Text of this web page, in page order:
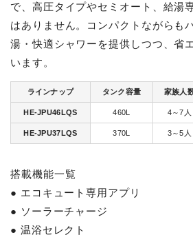
で、高圧タイプやセミオート、給湯
はありません。コンパクトながらも
湯・快適シャワーを提供しつつ、省
います。
ラインナップ タンク容量 家族人
HE-JPU46LQS 460L 4～7人
HE-JPU37LQS 370L 3～5人
搭載機能一覧
● エコキュート専用アプリ
● ソーラーチャージ
● 温浴セレクト